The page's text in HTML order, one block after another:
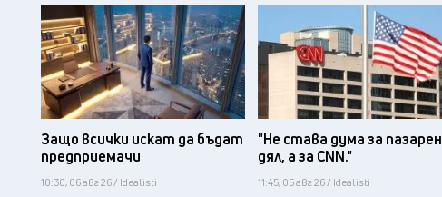
Защо всички искат да бъдат
предприемачи
10:30, 06 авг 26 / Idealisti
"Не става дума за пазарен
дял, а за CNN."
11:45, 05 авг 26 / Idealisti